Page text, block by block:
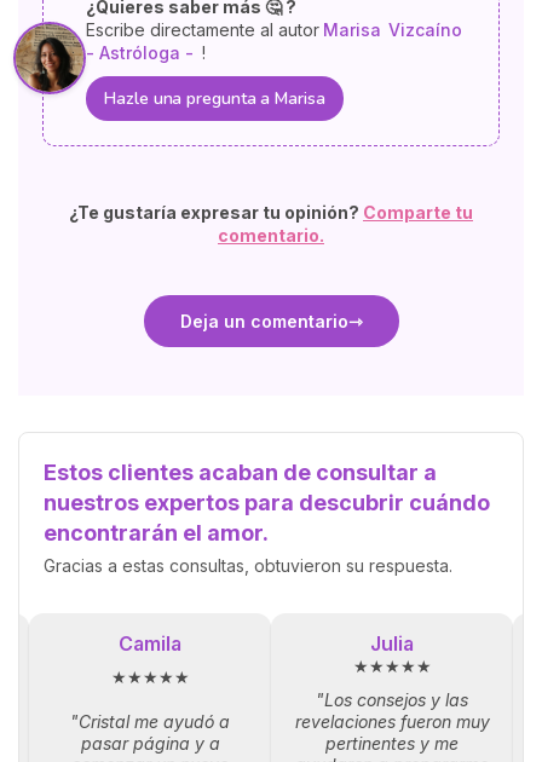
¿Quieres saber más 🤔 ?
Escribe directamente al autor Marisa Vizcaíno
- Astróloga - !
Hazle una pregunta a Marisa
¿Te gustaría expresar tu opinión? Comparte tu
comentario.
Deja un comentario
Estos clientes acaban de consultar a
nuestros expertos para descubrir cuándo
encontrarán el amor.
Gracias a estas consultas, obtuvieron su respuesta.
Camila
★★★★★
"Cristal me ayudó a
pasar página y a
Julia
★★★★★
"Los consejos y las
revelaciones fueron muy
pertinentes y me